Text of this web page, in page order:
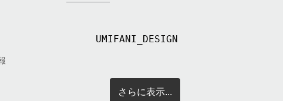
UMIFANI_DESIGN
さらに表示...